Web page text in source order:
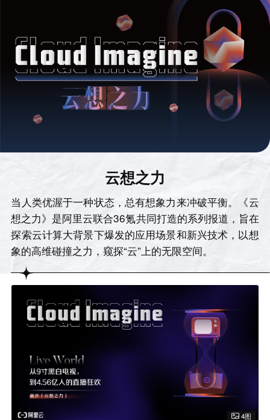
云想之力
当人类优渥于一种状态，总有想象力来冲破平衡。《云
想之力》是阿里云联合36氪共同打造的系列报道，旨在
探索云计算大背景下爆发的应用场景和新兴技术，以想
象的高维碰撞之力，窥探“云”上的无限空间。
4图